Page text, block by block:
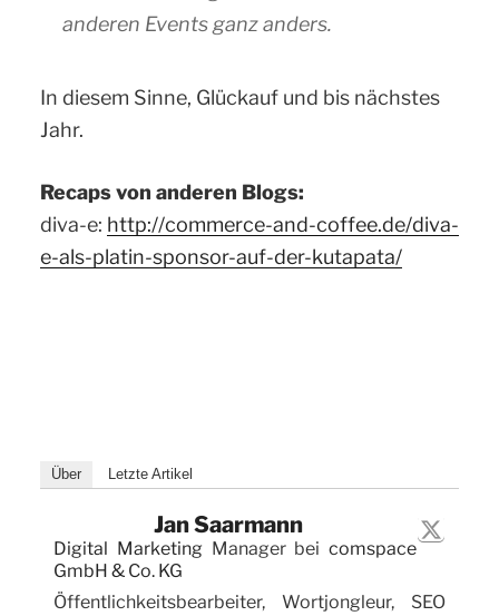
anderen Events ganz anders.
In diesem Sinne, Glückauf und bis nächstes
Jahr.
Recaps von anderen Blogs:
diva-e: http://commerce-and-coffee.de/diva-
e-als-platin-sponsor-auf-der-kutapata/
Über Letzte Artikel
Jan Saarmann
Digital MarketingManagerbei comspace
GmbH & Co. KG
Öffentlichkeitsbearbeiter, Wortjongleur, SEO